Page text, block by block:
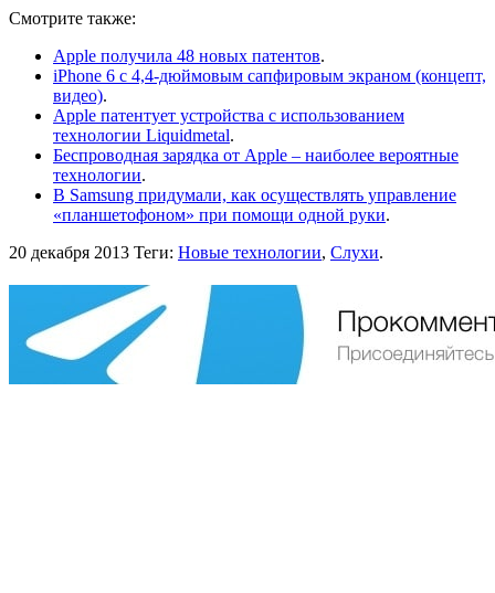
Смотрите также:
Apple получила 48 новых патентов.
iPhone 6 с 4,4-дюймовым сапфировым экраном (концепт,
видео).
Apple патентует устройства с использованием
технологии Liquidmetal.
Беспроводная зарядка от Apple – наиболее вероятные
технологии.
В Samsung придумали, как осуществлять управление
«планшетофоном» при помощи одной руки.
20 декабря 2013 Теги: Новые технологии, Слухи.